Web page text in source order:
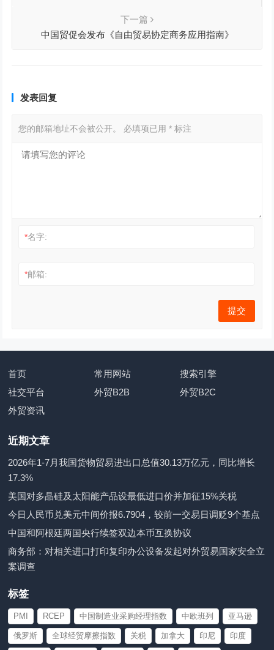
下一篇
中国贸促会发布《自由贸易协定商务应用指南》
发表回复
您的邮箱地址不会被公开。 必填项已用* 标注
*名字:
*邮箱:
首页 常用网站
搜索引擎
社交平台
外贸B2B
外贸B2C
外贸资讯
近期文章
2026年1-7月我国货物贸易进出口总值30.13万亿元，同比增长
17.3%
美国对多晶硅及太阳能产品设最低进口价并加征15%关税
今日人民币兑美元中间价报6.7904，较前一交易日调贬9个基点
中国和阿根廷两国央行续签双边本币互换协议
商务部：对相关进口打印复印办公设备发起对外贸易国家安全立
案调查
标签
PMI RCEP 中国制造业采购经理指数 中欧班列 亚马逊
俄罗斯 全球经贸摩擦指数 关税 加拿大 印尼 印度